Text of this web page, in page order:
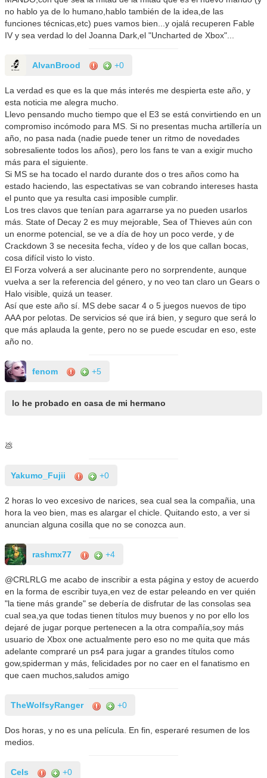
no hablo ya de lo humano,hablo también de la idea,de las
funciones técnicas,etc) pues vamos bien...y ojalá recuperen Fable
IV y sea verdad lo del Joanna Dark,el "Uncharted de Xbox"...
AlvanBrood +0
La verdad es que es la que más interés me despierta este año, y
esta noticia me alegra mucho.
Llevo pensando mucho tiempo que el E3 se está convirtiendo en un
compromiso incómodo para MS. Si no presentas mucha artillería un
año, no pasa nada (nadie puede tener un ritmo de novedades
sobresaliente todos los años), pero los fans te van a exigir mucho
más para el siguiente.
Si MS se ha tocado el nardo durante dos o tres años como ha
estado haciendo, las espectativas se van cobrando intereses hasta
el punto que ya resulta casi imposible cumplir.
Los tres clavos que tenían para agarrarse ya no pueden usarlos
más. State of Decay 2 es muy mejorable, Sea of Thieves aún con
un enorme potencial, se ve a día de hoy un poco verde, y de
Crackdown 3 se necesita fecha, vídeo y de los que callan bocas,
cosa difícil visto lo visto.
El Forza volverá a ser alucinante pero no sorprendente, aunque
vuelva a ser la referencia del género, y no veo tan claro un Gears o
Halo visible, quizá un teaser.
Así que este año sí. MS debe sacar 4 o 5 juegos nuevos de tipo
AAA por pelotas. De servicios sé que irá bien, y seguro que será lo
que más aplauda la gente, pero no se puede escudar en eso, este
año no.
fenom +5
lo he probado en casa de mi hermano
💩
Yakumo_Fujii +0
2 horas lo veo excesivo de narices, sea cual sea la compañia, una
hora la veo bien, mas es alargar el chicle. Quitando esto, a ver si
anuncian alguna cosilla que no se conozca aun.
rashmx77 +4
@CRLRLG me acabo de inscribir a esta página y estoy de acuerdo
en la forma de escribir tuya,en vez de estar peleando en ver quién
"la tiene más grande" se debería de disfrutar de las consolas sea
cual sea,ya que todas tienen títulos muy buenos y no por ello los
dejaré de jugar porque pertenecen a la otra compañía,soy más
usuario de Xbox one actualmente pero eso no me quita que más
adelante compraré un ps4 para jugar a grandes títulos como
gow,spiderman y más, felicidades por no caer en el fanatismo en
que caen muchos,saludos amigo
TheWolfsyRanger +0
Dos horas, y no es una película. En fin, esperaré resumen de los
medios.
Cels +0